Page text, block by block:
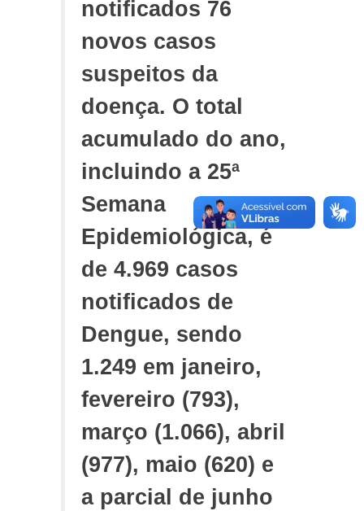
notificados 76
novos casos
suspeitos da
doença. O total
acumulado do ano,
incluindo a 25ª
Semana
Epidemiológica, é
de 4.969 casos
notificados de
Dengue, sendo
1.249 em janeiro,
fevereiro (793),
março (1.066), abril
(977), maio (620) e
a parcial de junho